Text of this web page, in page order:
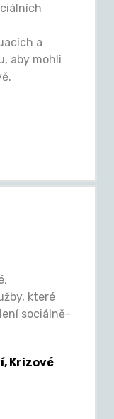
a
aby mohli
které
sociálně-
Krizové